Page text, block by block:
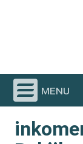
menu